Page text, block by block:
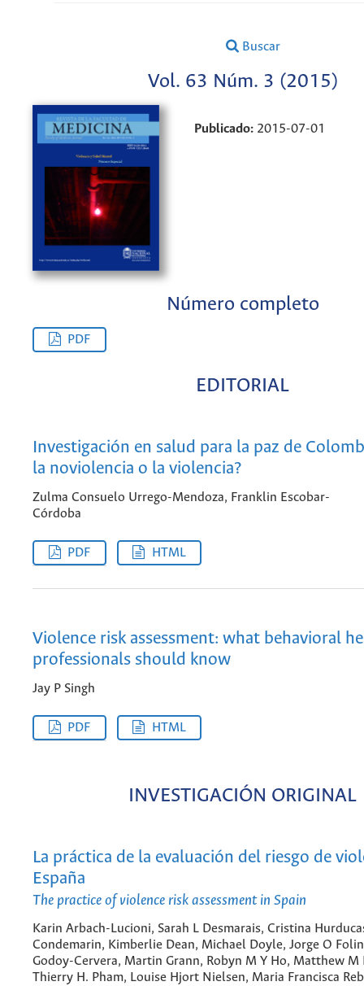
Buscar
Vol. 63 Núm. 3 (2015)
Publicado: 2015-07-01
Número completo
PDF
EDITORIAL
Investigación en salud para la paz de
la noviolencia o la violencia?
Zulma Consuelo Urrego-Mendoza, Franklin Escobar-
Córdoba
PDF HTML
Violence risk assessment: what behavioral
professionals should know
Jay P Singh
PDF HTML
INVESTIGACIÓN ORIGINAL
La práctica de la evaluación del riesgo de
España
The practice of violence risk assessment in Spain
Karin Arbach-Lucioni, Sarah L Desmarais, Cristina
Condemarin, Kimberlie Dean, Michael Doyle, Jorge O
Godoy-Cervera, Martin Grann, Robyn M Y Ho, Matthew M
Thierry H. Pham, Louise Hjort Nielsen, Maria Francisca